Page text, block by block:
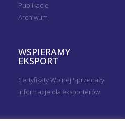
Publikacje
Archiwum
WSPIERAMY
EKSPORT
Certyfikaty Wolnej Sprzedaży
Informacje dla eksporterów